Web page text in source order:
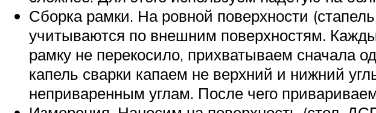
Сборка рамки. На ровной поверхности
учитываются по внешним поверхностям.
рамку не перекосило, прихватываем сначала
капель сварки капаем не верхний и нижний
неприваренным углам. После чего